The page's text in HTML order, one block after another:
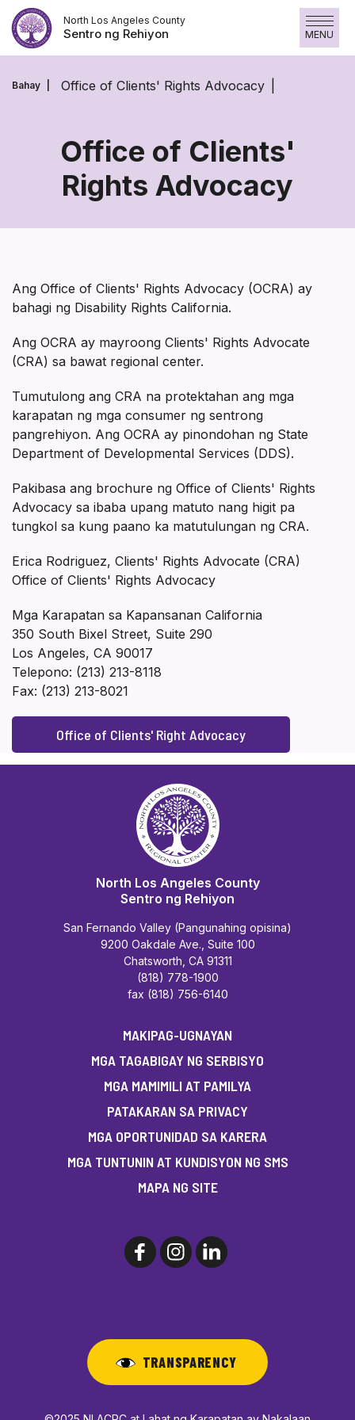
Laktawan
ang
nilalaman
North Los Angeles County
Sentro ng Rehiyon MENU
Bahay Office of Clients' Rights Advocacy
Office of Clients'
Rights Advocacy
Office
Rights
Advocacy
Ang Office of Clients' Rights Advocacy (OCRA) ay
bahagi ng Disability Rights California.
Ang OCRA ay mayroong Clients' Rights Advocate
(CRA) sa bawat regional center.
Tumutulong ang CRA na protektahan ang mga
karapatan ng mga consumer ng sentrong
pangrehiyon. Ang OCRA ay pinondohan ng State
Department of Developmental Services (DDS).
Pakibasa ang brochure ng Office of Clients' Rights
Advocacy sa ibaba upang matuto nang higit pa
tungkol sa kung paano ka matutulungan ng CRA.
Erica Rodriguez, Clients' Rights Advocate (CRA)
Office of Clients' Rights Advocacy
Mga Karapatan sa Kapansanan California
350 South Bixel Street, Suite 290
Los Angeles, CA 90017
Telepono: (213) 213-8118
Fax: (213) 213-8021
Office of Clients' Right Advocacy
North Los Angeles County
Sentro ng Rehiyon
San Fernando Valley (Pangunahing opisina)
9200 Oakdale Ave., Suite 100
Chatsworth, CA 91311
(818) 778-1900
fax (818) 756-6140
MAKIPAG-UGNAYAN
MGA TAGABIGAY NG SERBISYO
MGA MAMIMILI AT PAMILYA
PATAKARAN SA PRIVACY
MGA OPORTUNIDAD SA KARERA
MGA TUNTUNIN AT KUNDISYON NG SMS
MAPA NG SITE
TRANSPARENCY